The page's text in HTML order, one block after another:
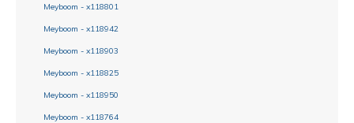
Meyboom - x118801
Meyboom - x118942
Meyboom - x118903
Meyboom - x118825
Meyboom - x118950
Meyboom - x118764